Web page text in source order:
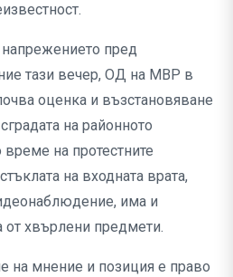
пред
тази вечер, ОД на МВР в
оценка и възстановяване
на районното
на протестните
на входната врата,
има и
от хвърлени предмети.
на мнение и позиция е право